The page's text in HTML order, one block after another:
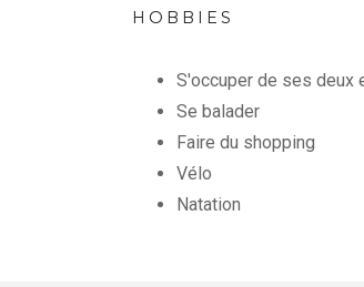
HOBBIES
S'occuper de ses deux
Se balader
Faire du shopping
Vélo
Natation